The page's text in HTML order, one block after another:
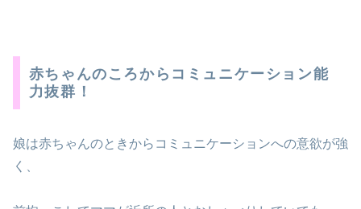
赤ちゃんのころからコミュニケーション能
力抜群！
娘は赤ちゃんのときからコミュニケーションへの意欲が強
く、